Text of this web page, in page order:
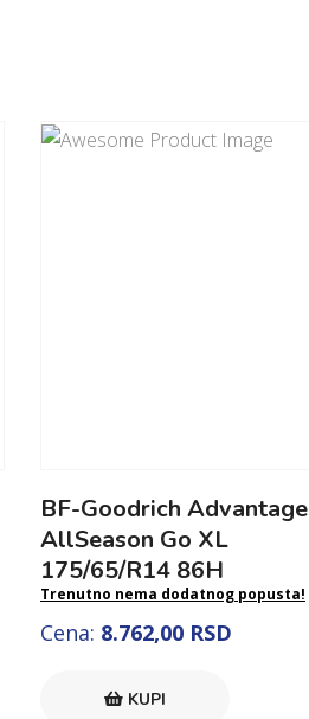
BF-Goodrich Advantage
AllSeason Go XL
175/65/R14 86H
Trenutno nema dodatnog popusta!
Cena: 8.762,00 RSD
KUPI